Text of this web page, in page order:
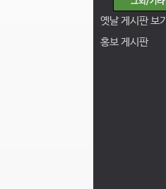
옛날 게시판 보기
홍보 게시판